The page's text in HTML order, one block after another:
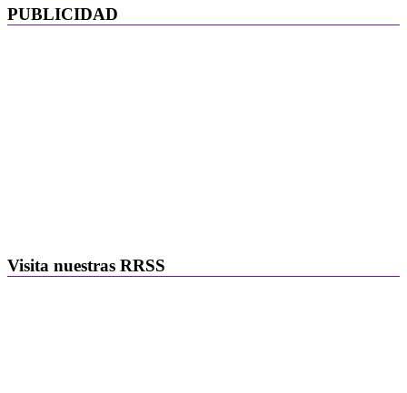
PUBLICIDAD
Visita nuestras RRSS